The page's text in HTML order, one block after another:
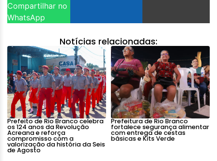
Compartilhar no
WhatsApp
Notícias relacionadas:
Prefeito de Rio Branco celebra
os 124 anos da Revolução
Acreana e reforça
compromisso com a
valorização da história da Seis
de Agosto
Prefeitura de Rio Branco
fortalece segurança alimentar
com entrega de cestas
básicas e Kits Verde